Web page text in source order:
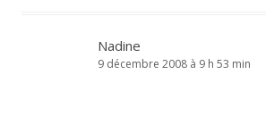
Nadine
9 décembre 2008 à 9 h 53 min